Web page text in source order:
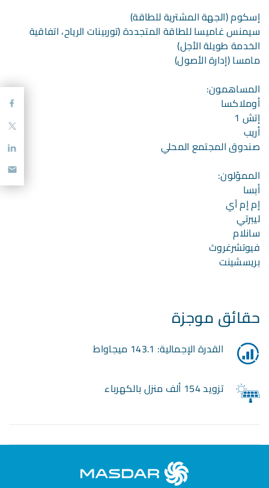
إسكوم (الجهة المشترية للطاقة)
سيمنس غاميسا للطاقة المتجددة (توربينات الرياح، اتفاقية
الخدمة طويلة الأجل)
مامسا (إدارة الأصول)
المساهمون:
أوملاكسا
إتش 1
أريب
صندوق المجتمع المحلي
المموّلون:
أبسا
إم إم آي
ليبرتي
سانلام
فيوتشرغروث
بريسشينت
حقائق موجزة
القدرة الإجمالية: 143.1 ميجاواط
تزويد 154 ألف منزل بالكهرباء